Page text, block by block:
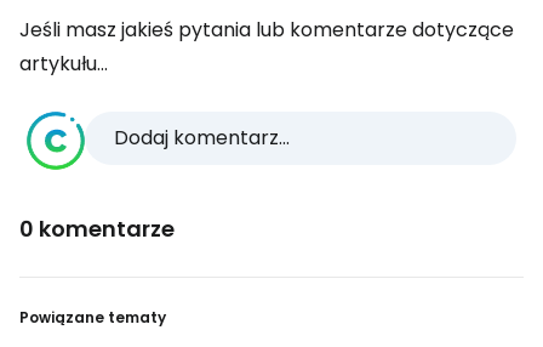
Jeśli masz jakieś pytania lub komentarze dotyczące
artykułu...
Dodaj komentarz...
0 komentarze
Powiązane tematy